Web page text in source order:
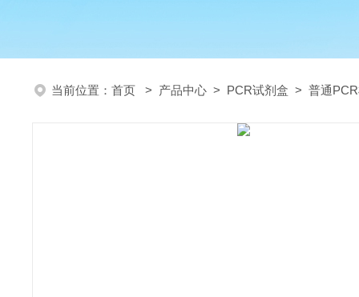
当前位置： 首页 > 产品中心 > PCR试剂盒 > 普通